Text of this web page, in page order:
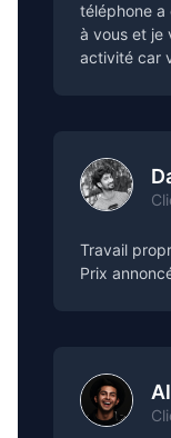
téléphone a
à vous et je
activité car
Travail
Prix